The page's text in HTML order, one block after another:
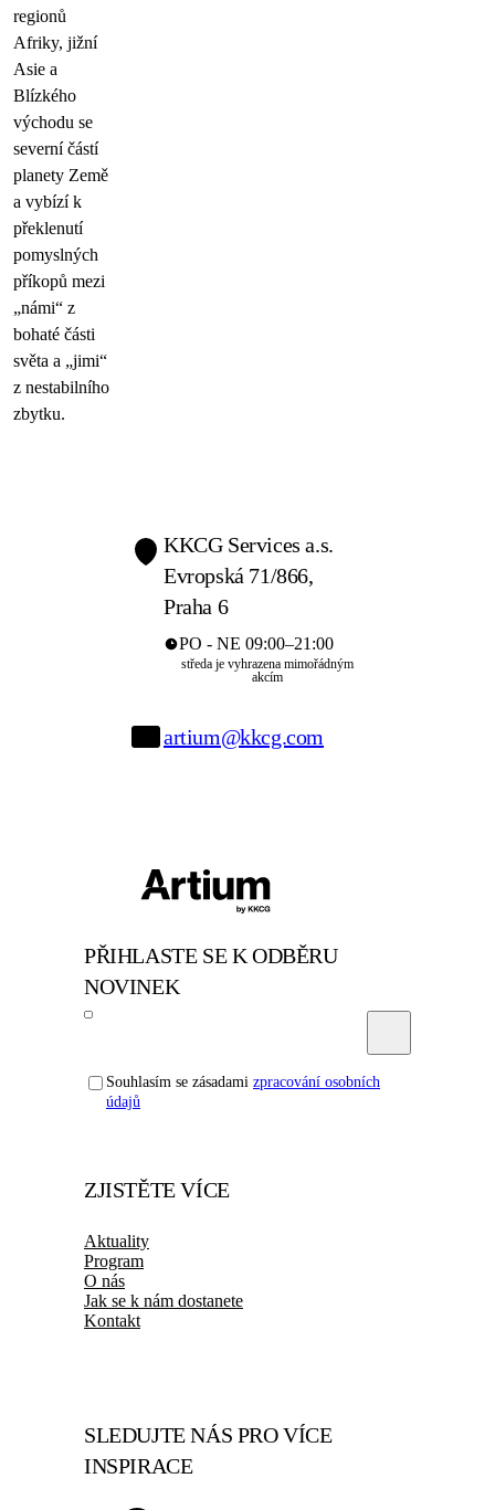
regionů
Afriky, jižní
Asie a
Blízkého
východu se
severní částí
planety Země
a vybízí k
překlenutí
pomyslných
příkopů mezi
„námi“ z
bohaté části
světa a „jimi“
z nestabilního
zbytku.
ZJISTĚTE VÍCE
Aktuality
Program
O nás
Jak se k nám dostanete
Kontakt
PŘIHLASTE SE K ODBĚRU
NOVINEK
Souhlasím se zásadami zpracování osobních
údajů
KKCG Services a.s.
Evropská 71/866,
Praha 6
PO - NE 09:00–21:00
středa je vyhrazena mimořádným
akcím
artium@kkcg.com
SLEDUJTE NÁS PRO VÍCE
INSPIRACE